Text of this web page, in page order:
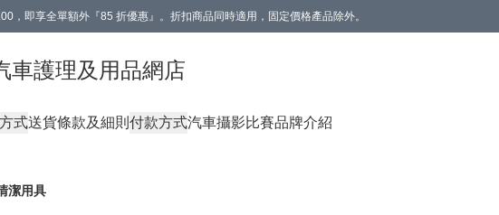
，即享全單額外『85 折優惠』。折扣商品同時適用，固定價格產品除外。
車護理及用品網店
式送貨條款及細則 付款方式汽車攝影比賽品牌介紹
潔用具